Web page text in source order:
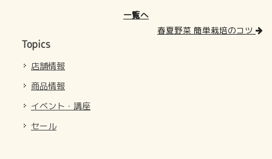
一覧へ
春夏野菜 簡単栽培のコツ
Topics
店舗情報
商品情報
イベント・講座
セール